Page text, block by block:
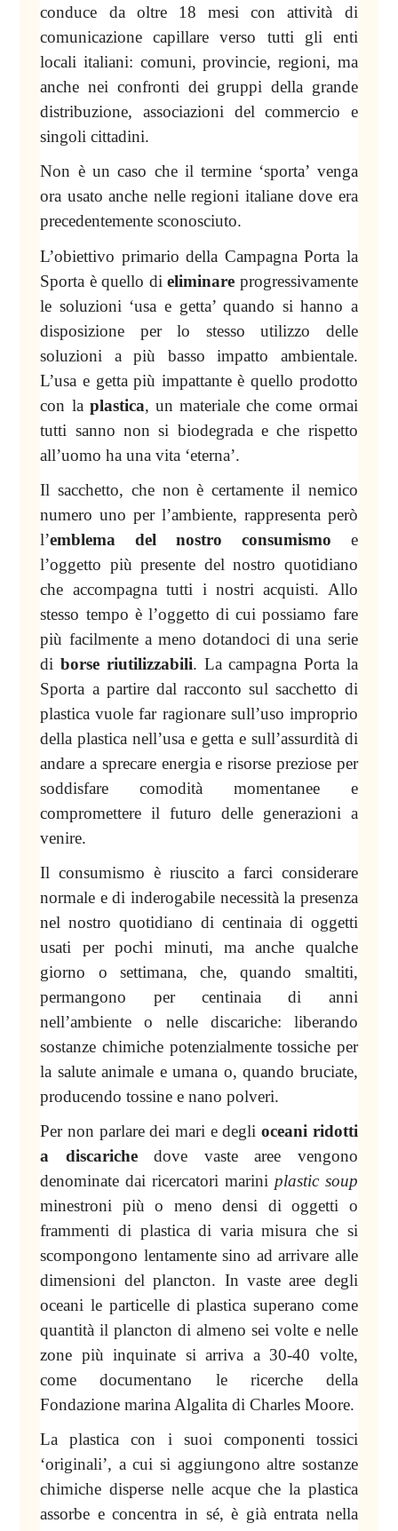
conduce da oltre 18 mesi con attività di
comunicazione capillare verso tutti gli enti
locali italiani: comuni, provincie, regioni, ma
anche nei confronti dei gruppi della grande
distribuzione, associazioni del commercio e
singoli cittadini.
Non è un caso che il termine ‘sporta’ venga
ora usato anche nelle regioni italiane dove era
precedentemente sconosciuto.
L’obiettivo primario della Campagna Porta la
Sporta è quello dieliminare progressivamente
le soluzioni ‘usa e getta’ quando si hanno a
disposizione per lo stesso utilizzo delle
soluzioni a più basso impatto ambientale.
L’usa e getta più impattante è quello prodotto
con la plastica, un materiale che come ormai
tutti sanno non si biodegrada e che rispetto
all’uomo ha una vita ‘eterna’.
Il sacchetto, che non è certamente il nemico
numero uno per l’ambiente, rappresenta però
l’emblema del nostro consumismo e
l’oggetto più presente del nostro quotidiano
che accompagna tutti i nostri acquisti. Allo
stesso tempo è l’oggetto di cui possiamo fare
più facilmente a meno dotandoci di una serie
diborse riutilizzabili. La campagna Porta la
Sporta a partire dal racconto sul sacchetto di
plastica vuole far ragionare sull’uso improprio
della plastica nell’usa e getta e sull’assurdità di
andare a sprecare energia e risorse preziose per
soddisfare comodità momentanee e
compromettere il futuro delle generazioni a
venire.
Il consumismo è riuscito a farci considerare
normale e di inderogabile necessità la presenza
nel nostro quotidiano di centinaia di oggetti
usati per pochi minuti, ma anche qualche
giorno o settimana, che, quando smaltiti,
permangono per centinaia di anni
nell’ambiente o nelle discariche: liberando
sostanze chimiche potenzialmente tossiche per
la salute animale e umana o, quando bruciate,
producendo tossine e nano polveri.
Per non parlare dei mari e degli oceani ridotti
a discarichedove vaste aree vengono
denominate dai ricercatori marini plastic soup
minestroni più o meno densi di oggetti o
frammenti di plastica di varia misura che si
scompongono lentamente sino ad arrivare alle
dimensioni del plancton. In vaste aree degli
oceani le particelle di plastica superano come
quantità il plancton di almeno sei volte e nelle
zone più inquinate si arriva a 30-40 volte,
come documentano le ricerche della
Fondazione marina Algalita di Charles Moore.
La plastica con i suoi componenti tossici
‘originali’, a cui si aggiungono altre sostanze
chimiche disperse nelle acque che la plastica
assorbe e concentra in sé, è già entrata nella